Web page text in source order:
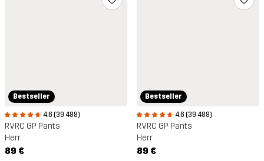
Bestseller
4.6 (39 488)
RVRC GP Pants
Herr
89 €
Bestseller
4.6 (39 488)
RVRC GP Pants
Herr
89 €